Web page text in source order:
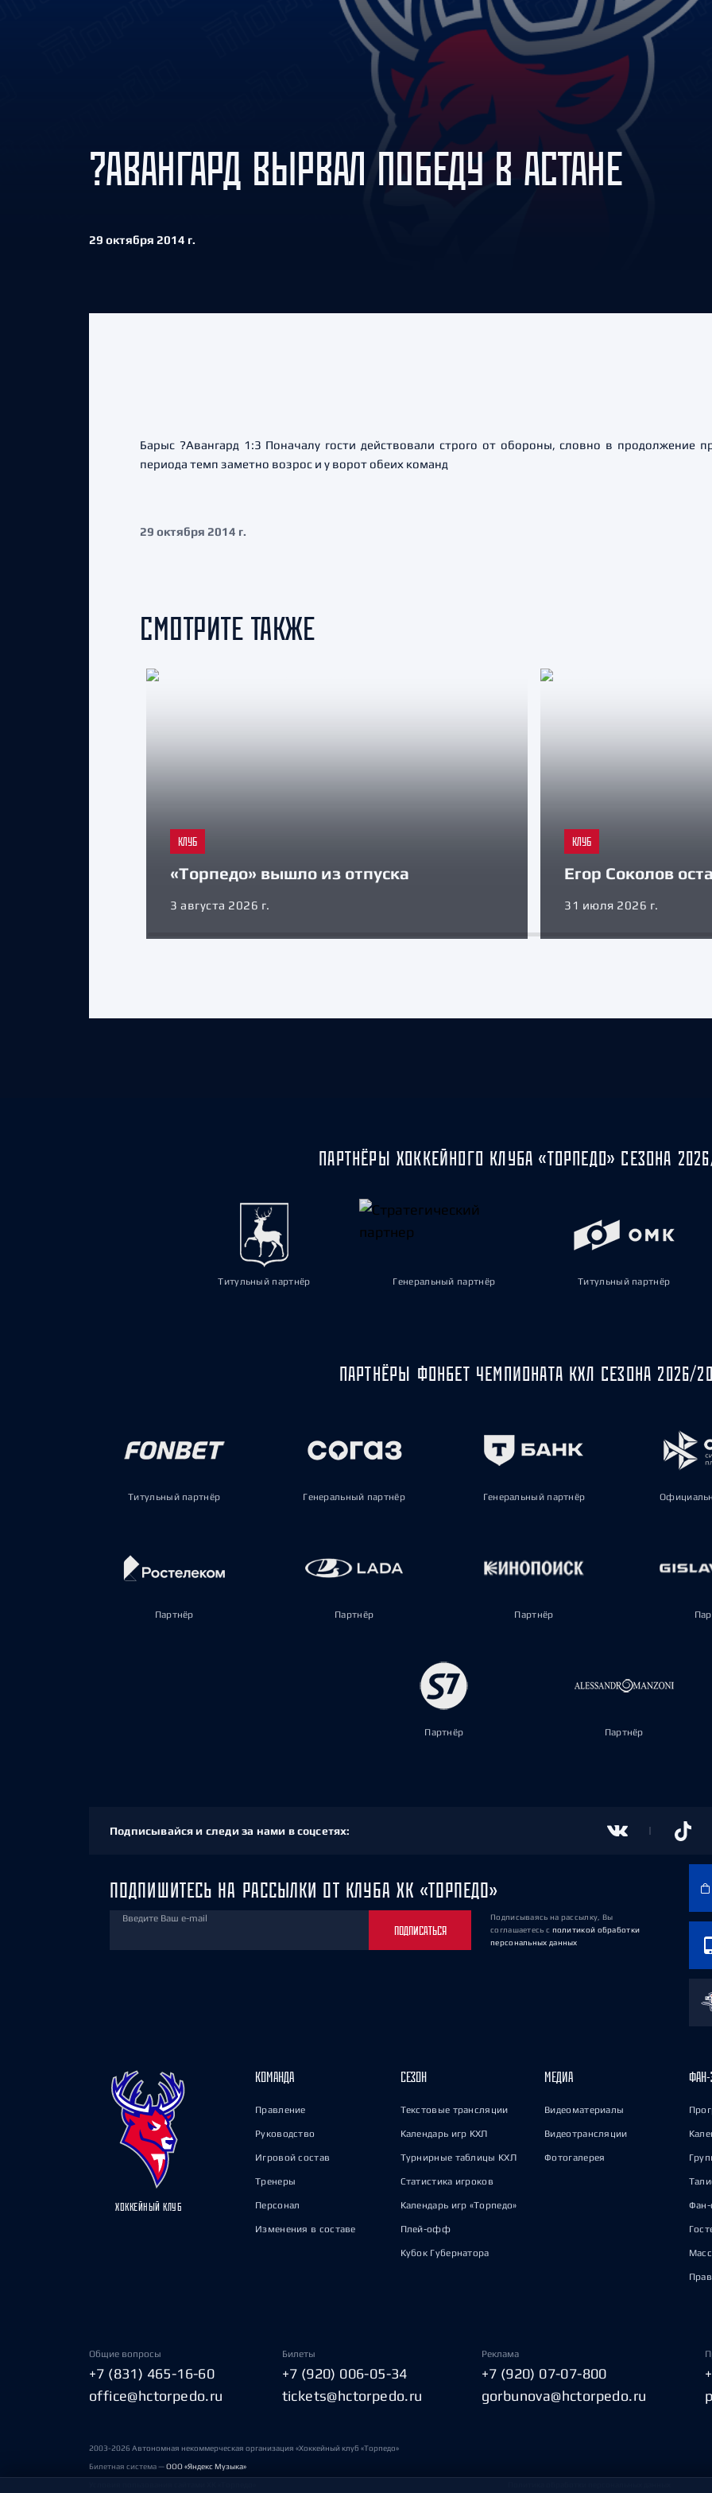
Амур
Барыс
Салават Юлаев
Сибирь
?АВАНГАРД ВЫРВАЛ ПОБЕДУ В АСТАНЕ
29 октября 2014 г.
Барыс ?Авангард 1:3 Поначалу гости действовали строго от обороны, словно в продолжение
периода темп заметно возрос и у ворот обеих команд
29 октября 2014 г.
СМОТРИТЕ ТАКЖЕ
КЛУБ
«Торпедо» вышло из отпуска
3 августа 2026 г.
КЛУБ
Егор Соколов
31 июля 2026 г.
ПАРТНЁРЫ ХОККЕЙНОГО КЛУБА «ТОРПЕДО» СЕЗОНА
Титульный партнёр Генеральный партнёр Титульный партнёр
ПАРТНЁРЫ ФОНБЕТ ЧЕМПИОНАТА КХЛ СЕЗОНА 2026/
Титульный партнёр Генеральный партнёр Генеральный партнёр
Партнёр Партнёр Партнёр
Партнёр Партнёр
Подписывайся и следи за нами в соцсетях:
ПОДПИШИТЕСЬ НА РАССЫЛКИ ОТ КЛУБА ХК «ТОРПЕДО»
Введите Ваш e-mail
ПОДПИСАТЬСЯ
Подписываясь на рассылку, Вы
соглашаетесь с политикой обработки
персональных данных
ХОККЕЙНЫЙ КЛУБ
КОМАНДА
Правление
Руководство
Игровой состав
Тренеры
Персонал
Изменения в составе
СЕЗОН
Текстовые трансляции
Календарь игр КХЛ
Турнирные таблицы КХЛ
Статистика игроков
Календарь игр «Торпедо»
Плей-офф
Кубок Губернатора
МЕДИА
Видеоматериалы
Видеотрансляции
Фотогалерея
ФАН-
Фан-
Общие вопросы
+7 (831) 465-16-60
office@hctorpedo.ru
Билеты
+7 (920) 006-05-34
tickets@hctorpedo.ru
Реклама
+7 (920) 07-07-800
gorbunova@hctorpedo.ru
2003-2026 Автономная некоммерческая организация «Хоккейный клуб «Торпедо»
Билетная система —ООО «Яндекс Музыка»